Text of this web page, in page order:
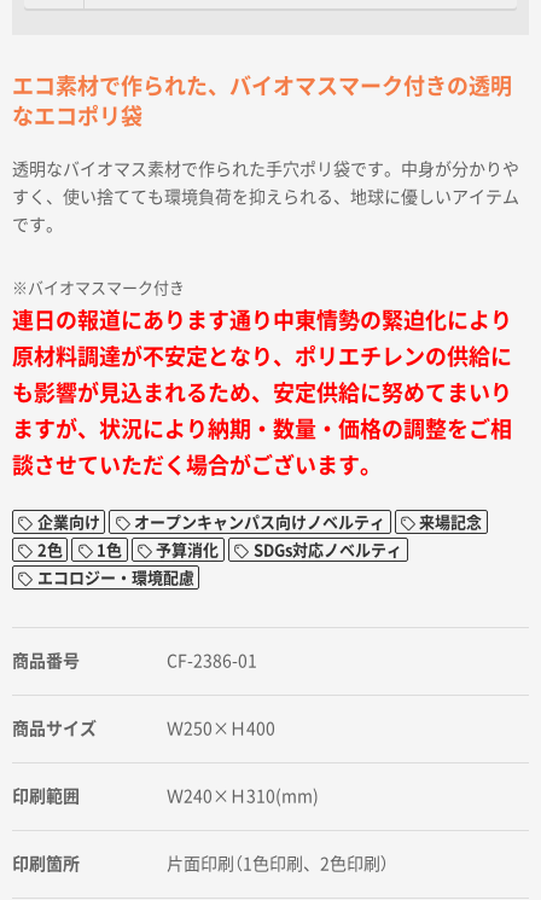
エコ素材で作られた、バイオマスマーク付きの透明
なエコポリ袋
透明なバイオマス素材で作られた手穴ポリ袋です。中身が分かりや
すく、使い捨てても環境負荷を抑えられる、地球に優しいアイテム
です。
※バイオマスマーク付き
連日の報道にあります通り中東情勢の緊迫化により
原材料調達が不安定となり、ポリエチレンの供給に
も影響が見込まれるため、安定供給に努めてまいり
ますが、状況により納期・数量・価格の調整をご相
談させていただく場合がございます。
企業向け オープンキャンパス向けノベルティ
来場記念
2色
1色 予算消化
SDGs対応ノベルティ
エコロジー・環境配慮
商品番号 CF-2386-01
商品サイズ Ｗ250×Ｈ400
印刷範囲 Ｗ240×Ｈ310(mm)
印刷箇所 片面印刷（1色印刷、2色印刷）